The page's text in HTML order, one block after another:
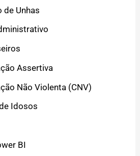
de Unhas
Assertiva
Não Violenta (CNV)
Idosos
BI